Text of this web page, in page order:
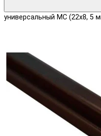
универсальный МС (22x8, 5